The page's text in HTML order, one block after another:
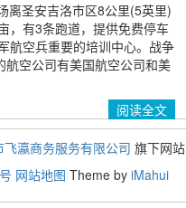
离圣安吉洛市区8公里(5英里)
，有3条跑道，提供免费停车
航空兵重要的培训中心。战争
空公司有美国航空公司和美
阅读全文
飞瀛商务服务有限公司 旗下网站
网站地图 Theme by iMahui